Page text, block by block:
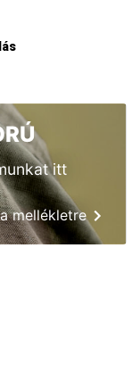
itt
mellékletre